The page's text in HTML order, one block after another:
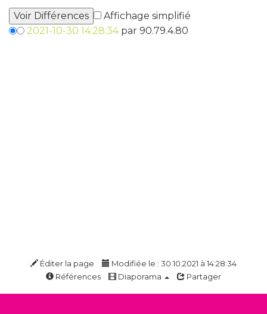
Affichage simplifié
2021-10-30 14:28:34par 90.79.4.80
Éditer la page
Modifiée le : 30.10.2021 à 14:28:34
Références
Diaporama Partager